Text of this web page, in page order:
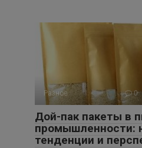
Разное 0
Дой-пак пакеты в
промышленности:
тенденции и